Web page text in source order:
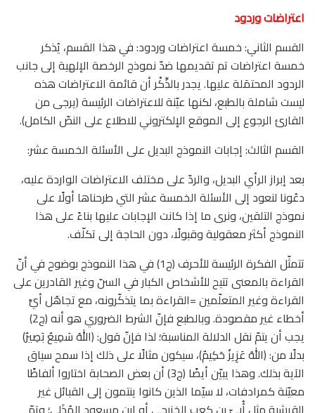
اعتراضات وردود
القسم الثاني: خمسة اعتراضات وردود: في هذا القسم، يُذكر
خمسة اعتراضات تم تقديمها ضدّ نموذج الرخصة الإلهية إلى جانب
الردود المحتمَلة عليها. يجدر بالذِّكْر أن قائمة الاعتراضات هذه
ليست شاملة بالطبع، لكنها عيّنة للاعتراضات الرئيسة (يرجى من
القارئ الرجوع إلى الموقع الإلكتروني للاطلاع على النصّ الكامل).
القسم الثالث: إجابات النموذج البديل على الأسئلة الخمسة عشر:
بعد إبراز الرأي البديل، والردّ على مختلف الاعتراضات الواردة عليه،
دعُونا لنعود إلى الأسئلة الخمسة عشر التي طرحناها أولًا على
نموذج التلقين، ونرى ما إذا كانت الإجابات عليها بناءً على هذا
النموذج أكثر معقولية وقبولًا، دون الحاجة إلى تكلّف.
تتمثّل الفكرة الرئيسة للأحرف (ج1) في هذا النموذج بوضوح في أنّ
القراءة بالمعنى تتيح للأشخاص الكبار في السنّ وغير القادرين على
القراءة وغير المتعلّمين =القراءة بما يتذكّرونه، مع تجاهُل أيِّ
أخطاء غير مقصودة. وبالطبع فإنّ الشرط الضروري هو أنه (ج2)
يجب أن يتمّ نقل الدلالة المناسبة؛ لذا فإنّ قول: ﴿اللهُ سَمِيعٌ بَصِيرٌ﴾
بدلًا من: ﴿اللهُ عَزِيزٌ حَكِيمٌ﴾، سيكون مثالًا على ذلك إذا سمح سياق
الآية بذلك. وهذا يبيّن أيضًا (ج3) أن بعض الصحابة اختاروا ألفاظًا
معيّنة كمرادفات، لا سيّما الذين كانوا ينتمون إلى القبائل غير